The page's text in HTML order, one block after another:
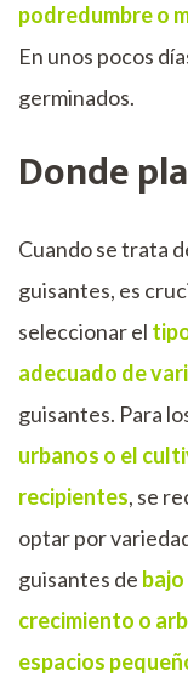
podredumbre o
En unos pocos
germinados.
Donde
Cuando se trata
guisantes, es
seleccionar el
adecuado de
guisantes. Para
urbanos o el
recipientes, se
optar por
guisantes de bajo
crecimiento o
espacios